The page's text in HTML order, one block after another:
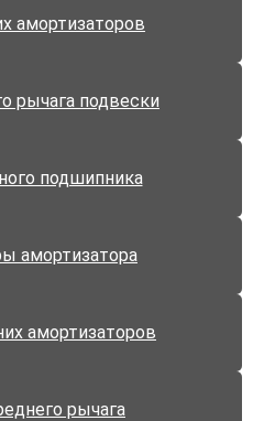
амортизаторов
рычага подвески
подшипника
амортизатора
амортизаторов
рычага